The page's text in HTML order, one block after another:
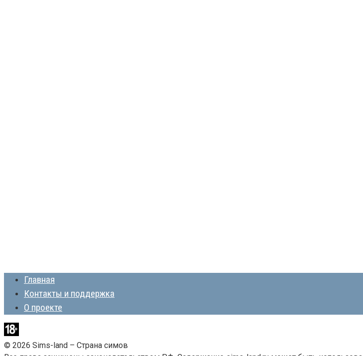
Главная
Контакты и поддержка
О проекте
© 2026 Sims-land – Страна симов